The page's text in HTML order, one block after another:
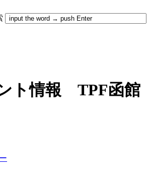
ト情報 TPF函館